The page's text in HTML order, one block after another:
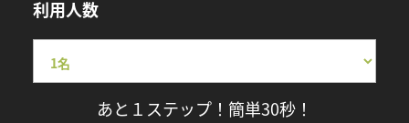
利用人数
あと１ステップ！簡単30秒！